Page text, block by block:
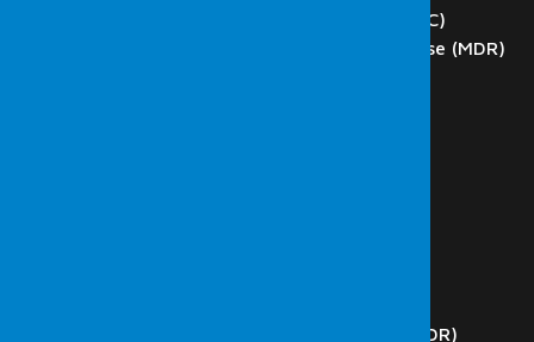
Network Operations Center (NOC)
Managed Detection and Response (MDR)
Managed Detection and Response (MDR)